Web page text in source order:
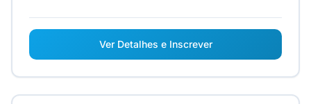
Ver Detalhes e Inscrever